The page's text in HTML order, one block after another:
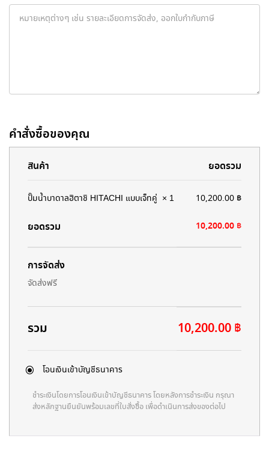
คำสั่งซื้อของคุณ
สินค้า ยอดรวม
ปั๊มน้ำบาดาลฮิตาชิ HITACHI แบบเจ็ทคู่ × 1 10,200.00 ฿
ยอดรวม 10,200.00 ฿
การจัดส่ง
จัดส่งฟรี
รวม 10,200.00 ฿
โอนเงินเข้าบัญชีธนาคาร
ชำระเงินโดยการโอนเงินเข้าบัญชีธนาคาร โดยหลังการชำระเงิน กรุณา
ส่งหลักฐานยืนยันพร้อมเลขที่ใบสั่งซื้อ เพื่อดำเนินการส่งของต่อไป